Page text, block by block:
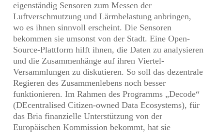
eigenständig Sensoren zum Messen der
Luftverschmutzung und Lärmbelastung anbringen,
wo es ihnen sinnvoll erscheint. Die Sensoren
bekommen sie umsonst von der Stadt. Eine Open-
Source-Plattform hilft ihnen, die Daten zu analysieren
und die Zusammenhänge auf ihren Viertel-
Versammlungen zu diskutieren. So soll das dezentrale
Regieren des Zusammenlebens noch besser
funktionieren. Im Rahmen des Programms „Decode“
(DEcentralised Citizen-owned Data Ecosystems), für
das Bria finanzielle Unterstützung von der
Europäischen Kommission bekommt, hat sie